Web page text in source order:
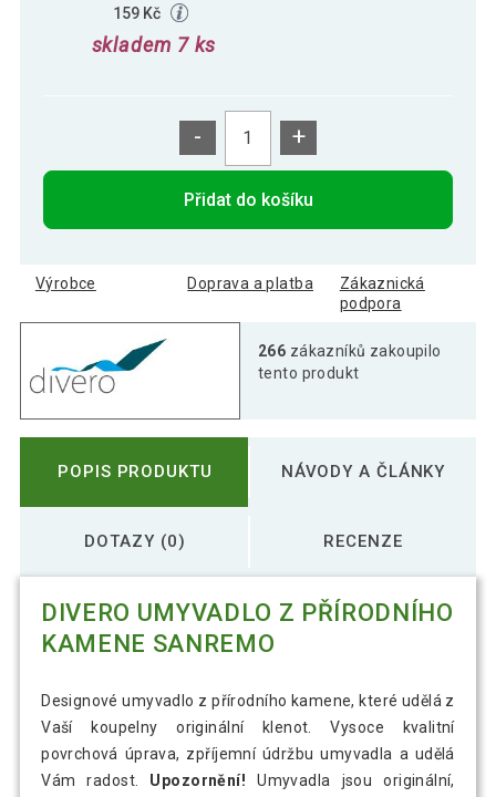
159 Kč
skladem 7 ks
- +
Přidat do košíku
Výrobce Doprava a platba
Zákaznická
podpora
266 zákazníků zakoupilo
tento produkt
POPIS PRODUKTU NÁVODY A ČLÁNKY
DOTAZY (0) RECENZE
DIVERO UMYVADLO Z PŘÍRODNÍHO
KAMENE SANREMO
Designové umyvadlo z přírodního kamene, které udělá z
Vaší koupelny originální klenot. Vysoce kvalitní
povrchová úprava, zpříjemní údržbu umyvadla a udělá
Vám radost. Upozornění! Umyvadla jsou originální,